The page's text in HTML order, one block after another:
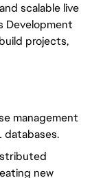
scalable live
Development
projects,
management
databases.
new